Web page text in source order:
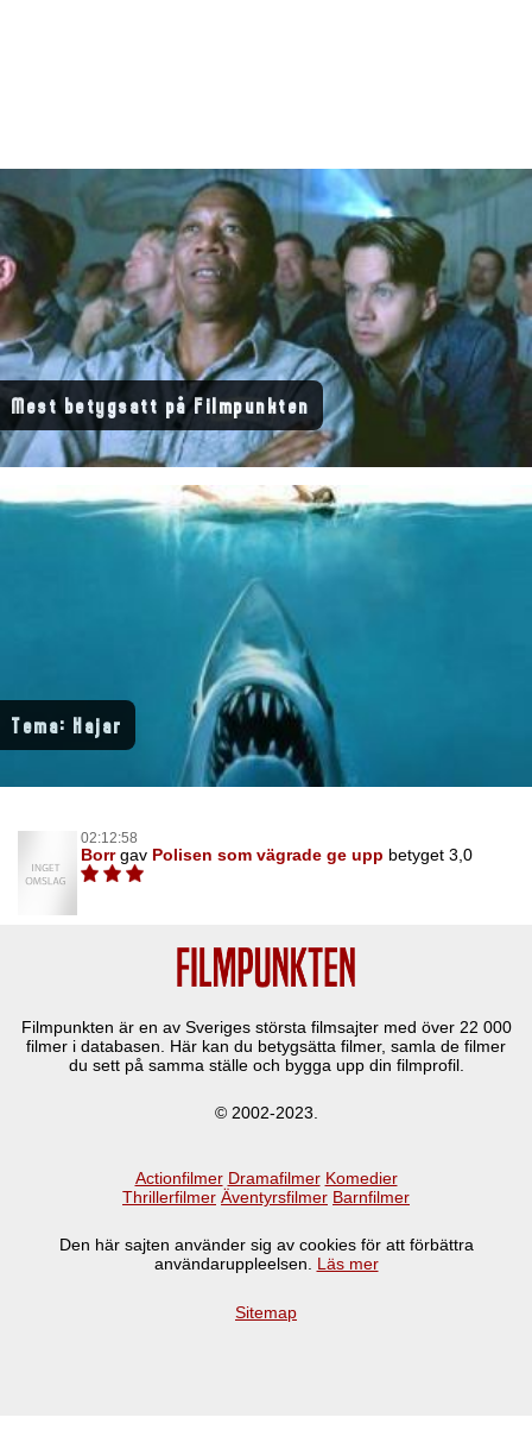
Mest betygsatt på Filmpunkten
Tema: Hajar
02:12:58
Borrgav Polisen som vägrade ge upp betyget 3,0
Filmpunkten är en av Sveriges största filmsajter med över 22 000
filmer i databasen. Här kan du betygsätta filmer, samla de filmer
du sett på samma ställe och bygga upp din filmprofil.
© 2002-2023.
Actionfilmer Dramafilmer Komedier
Thrillerfilmer Äventyrsfilmer Barnfilmer
Den här sajten använder sig av cookies för att förbättra
användaruppleelsen. Läs mer
Sitemap